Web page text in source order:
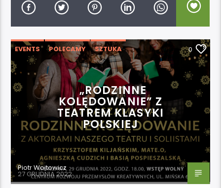
EVENTS POLECAMY
SZTUKA
WYDARZENIA
0
„RODZINNE
KOLĘDOWANIE” Z
TEATREM KLASYKI
POLSKIEJ
Piotr Wojtowicz
27 GRUDNIA 2022